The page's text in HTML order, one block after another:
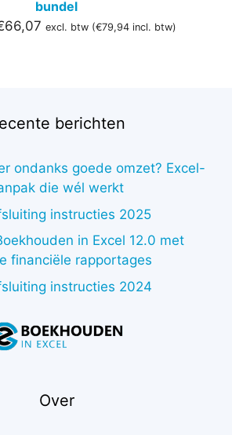
bundel
66,07Huidige
excl. btw (€79,94incl. btw)
berichten
ondanks goede omzet? Excel-
die wél werkt
instructies 2025
in Excel 12.0 met
financiële rapportages
instructies 2024
Over